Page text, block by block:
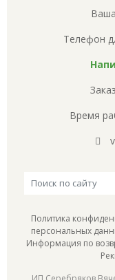
Телефон
Время
Политика
персональных
Информация по